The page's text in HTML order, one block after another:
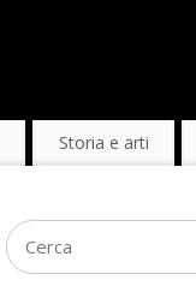
Storia e arti